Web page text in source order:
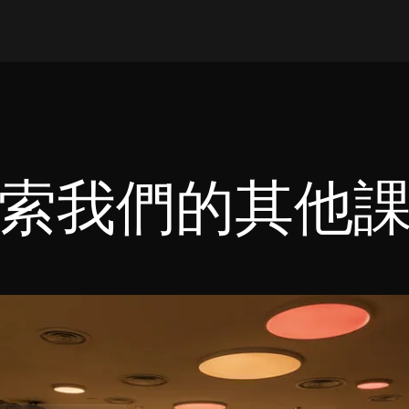
我們的其他